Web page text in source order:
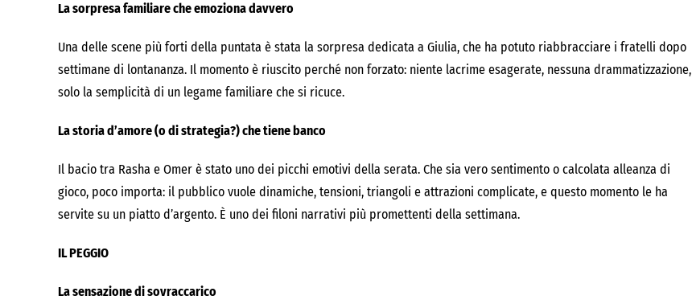
La sorpresa familiare che emoziona davvero
Una delle scene più forti della puntata è stata la sorpresa dedicata a Giulia, che ha potuto riabbracciare i fratelli dopo
settimane di lontananza. Il momento è riuscito perché non forzato: niente lacrime esagerate, nessuna drammatizzazione,
solo la semplicità di un legame familiare che si ricuce.
La storia d’amore (o di strategia?) che tiene banco
Il bacio tra Rasha e Omer è stato uno dei picchi emotivi della serata. Che sia vero sentimento o calcolata alleanza di
gioco, poco importa: il pubblico vuole dinamiche, tensioni, triangoli e attrazioni complicate, e questo momento le ha
servite su un piatto d’argento. È uno dei filoni narrativi più promettenti della settimana.
IL PEGGIO
La sensazione di sovraccarico